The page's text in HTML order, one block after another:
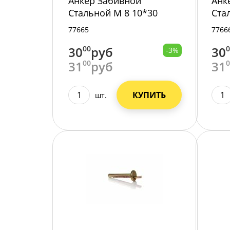
Стальной М 8 10*30
цинк уп. 4 шт.
77665
3000руб
31 00руб
-3%
шт. КУПИТЬ
30
31